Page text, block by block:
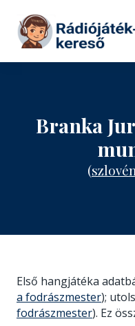
Tovább a tartalomhoz
Branka
(
Első hangjátéka
a fodrászmester);
fodrászmester). Ez